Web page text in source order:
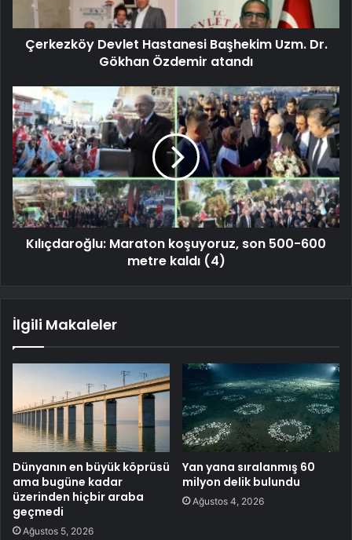
Çerkezköy Devlet Hastanesi Başhekim Uzm. Dr.
Gökhan Özdemir atandı
Kılıçdaroğlu: Maraton koşuyoruz, son 500-600
metre kaldı (4)
İlgili Makaleler
Dünyanın en büyük köprüsü
ama bugüne kadar
üzerinden hiçbir araba
geçmedi
Ağustos 5, 2026
Yan yana sıralanmış 60
milyon delik bulundu
Ağustos 4, 2026